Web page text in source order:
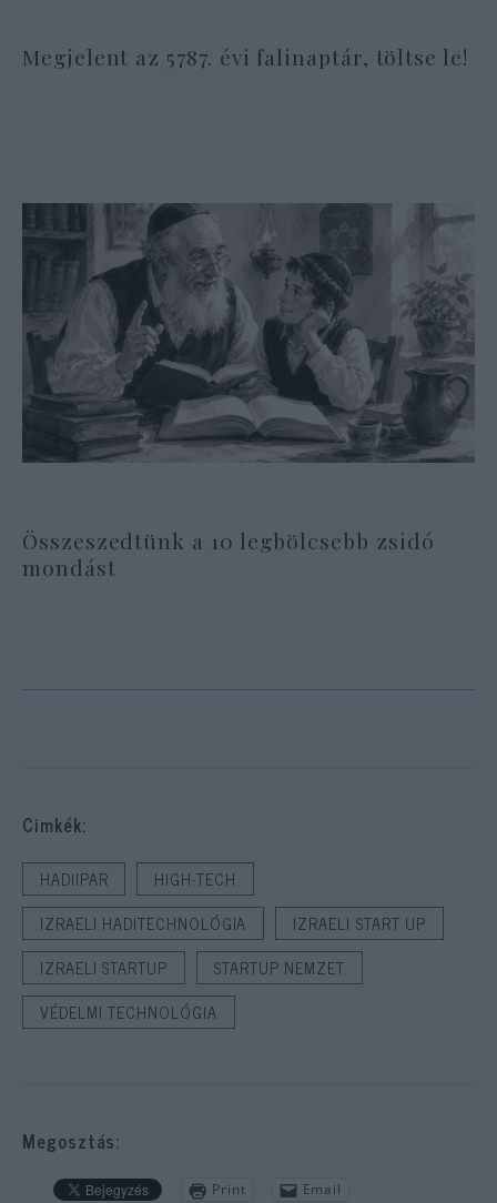
Megjelent az 5787. évi falinaptár, töltse le!
Összeszedtünk a 10 legbölcsebb zsidó
mondást
Cimkék:
HADIIPAR
HIGH-TECH
IZRAELI HADITECHNOLÓGIA
IZRAELI START UP
IZRAELI STARTUP
STARTUP NEMZET
VÉDELMI TECHNOLÓGIA
Megosztás:
Print Email